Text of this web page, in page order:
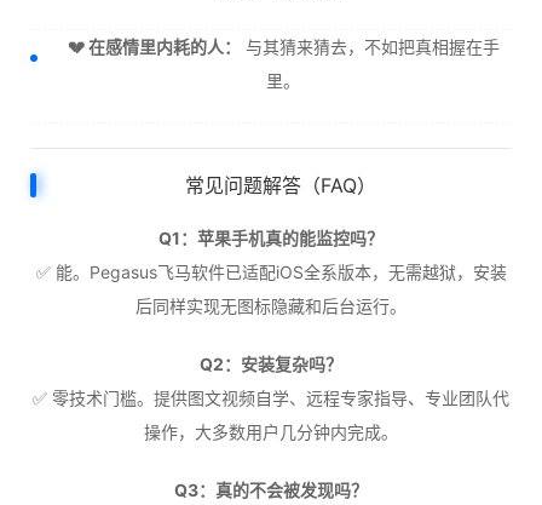
💔 在感情里内耗的人：
与其猜来猜去，不如把真相握在手
里。
常见问题解答（FAQ）
Q1：苹果手机真的能监控吗？
✅ 能。Pegasus飞马软件已适配iOS全系版本，无需越狱，安装
后同样实现无图标隐藏和后台运行。
Q2：安装复杂吗？
✅ 零技术门槛。提供图文视频自学、远程专家指导、专业团队代
操作，大多数用户几分钟内完成。
Q3：真的不会被发现吗？